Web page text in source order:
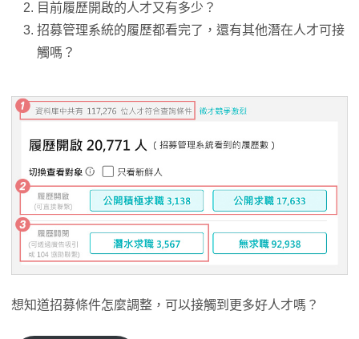
目前履歷開啟的人才又有多少？
招募管理系統的履歷都看完了，還有其他潛在人才可接
觸嗎？
想知道招募條件怎麼調整，可以接觸到更多好人才嗎？